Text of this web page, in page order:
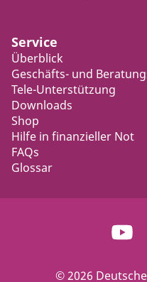
Service
Überblick
Geschäfts- und
Tele-Unterstützung
Downloads
Shop
Hilfe in finanzieller Not
FAQs
Glossar
© 2026